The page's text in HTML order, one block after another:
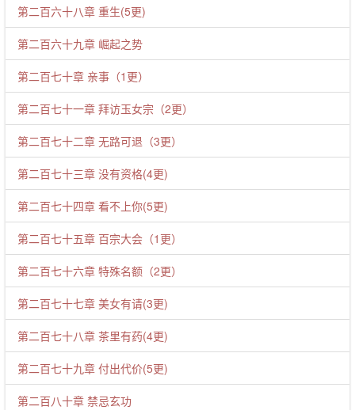
第二百六十八章 重生(5更)
第二百六十九章 崛起之势
第二百七十章 亲事（1更）
第二百七十一章 拜访玉女宗（2更）
第二百七十二章 无路可退（3更）
第二百七十三章 没有资格(4更)
第二百七十四章 看不上你(5更)
第二百七十五章 百宗大会（1更）
第二百七十六章 特殊名额（2更）
第二百七十七章 美女有请(3更)
第二百七十八章 茶里有药(4更)
第二百七十九章 付出代价(5更)
第二百八十章 禁忌玄功